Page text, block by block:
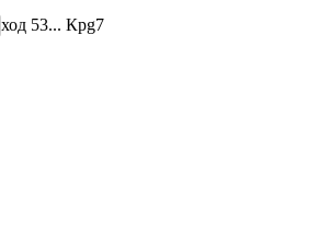
ход 53... Крg7